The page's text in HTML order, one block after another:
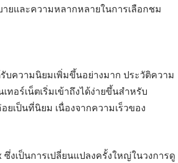
และความหลากหลายในการเลือกชม
บความนิยมเพิ่มขึ้นอย่างมาก ประวัติความ
อร์เน็ตเริ่มเข้าถึงได้ง่ายขึ้นสำหรับ
ป็นที่นิยม เนื่องจากความเร็วของ
เป็นการเปลี่ยนแปลงครั้งใหญ่ในวงการดู